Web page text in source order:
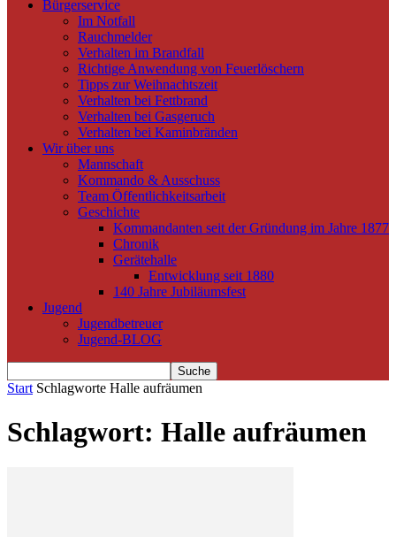
Bürgerservice
Im Notfall
Rauchmelder
Verhalten im Brandfall
Richtige Anwendung von Feuerlöschern
Tipps zur Weihnachtszeit
Verhalten bei Fettbrand
Verhalten bei Gasgeruch
Verhalten bei Kaminbränden
Wir über uns
Mannschaft
Kommando & Ausschuss
Team Öffentlichkeitsarbeit
Geschichte
Kommandanten seit der Gründung im Jahre 1877
Chronik
Gerätehalle
Entwicklung seit 1880
140 Jahre Jubiläumsfest
Jugend
Jugendbetreuer
Jugend-BLOG
Start Schlagworte Halle aufräumen
Schlagwort: Halle aufräumen